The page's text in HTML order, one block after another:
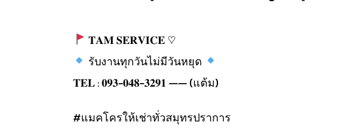
𝐓𝐀𝐌 𝐒𝐄𝐑𝐕𝐈𝐂𝐄 ♡︎
รับงานทุกวันไม่มีวันหยุด
𝐓𝐄𝐋 : 𝟎𝟗𝟑-𝟎𝟒𝟖-𝟑𝟐𝟗𝟏 —— (แต้ม)
#แมคโครให้เช่าทั่วสมุทรปราการ